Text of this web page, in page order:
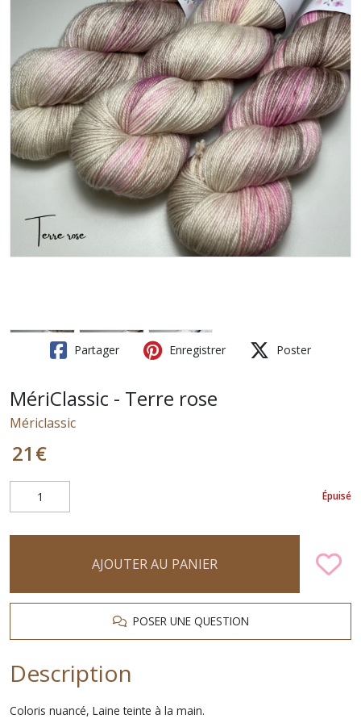
Partager Enregistrer Poster
MériClassic - Terre rose
Mériclassic
21 €
Épuisé
AJOUTER AU PANIER
POSER UNE QUESTION
Description
Coloris nuancé, Laine teinte à la main.